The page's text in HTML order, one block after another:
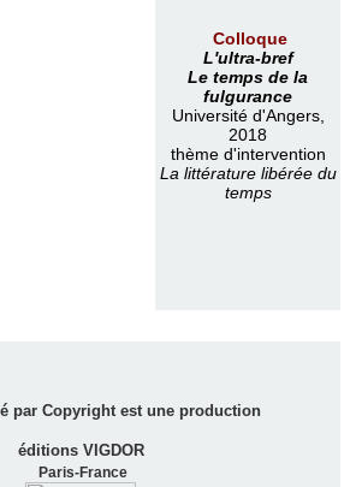
Colloque
L'ultra-bref
Le temps de la
fulgurance
Université d'Angers,
2018
thème d'intervention
La littérature libérée du
temps
par Copyright est une production
éditions VIGDOR
Paris-France